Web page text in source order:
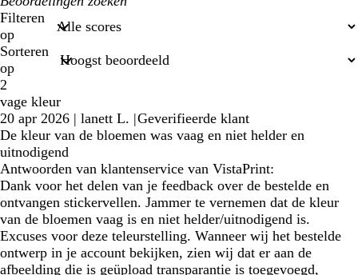
zoekopdrachten
Filteren
op
Sorteren
op
2
vage kleur
20 apr 2026 | lanett L. |Geverifieerde klant
De kleur van de bloemen was vaag en niet helder en
uitnodigend
Antwoorden van klantenservice van VistaPrint:
Dank voor het delen van je feedback over de bestelde en
ontvangen stickervellen. Jammer te vernemen dat de kleur
van de bloemen vaag is en niet helder/uitnodigend is.
Excuses voor deze teleurstelling. Wanneer wij het bestelde
ontwerp in je account bekijken, zien wij dat er aan de
afbeelding die is geüpload transparantie is toegevoegd,